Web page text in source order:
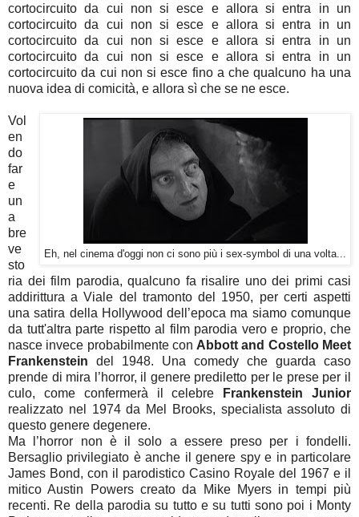
cortocircuito da cui non si esce e allora si entra in un
cortocircuito da cui non si esce e allora si entra in un
cortocircuito da cui non si esce e allora si entra in un
cortocircuito da cui non si esce e allora si entra in un
cortocircuito da cui non si esce fino a che qualcuno ha una
nuova idea di comicità, e allora sì che se ne esce.
Eh, nel cinema d'oggi non ci sono più i sex-symbol di una volta...
Vol
en
do
far
e
un
a
bre
ve
sto
ria dei film parodia, qualcuno fa risalire uno dei primi casi
addirittura a Viale del tramonto del 1950, per certi aspetti
una satira della Hollywood dell’epoca ma siamo comunque
da tutt'altra parte rispetto al film parodia vero e proprio, che
nasce invece probabilmente con Abbott and Costello Meet
Frankenstein del 1948. Una comedy che guarda caso
prende di mira l’horror, il genere prediletto per le prese per il
culo, come confermerà il celebre
Frankenstein Junior
realizzato nel 1974 da Mel Brooks, specialista assoluto di
questo genere degenere.
Ma l’horror non è il solo a essere preso per i fondelli.
Bersaglio privilegiato è anche il genere spy e in particolare
James Bond, con il parodistico Casino Royale del 1967 e il
mitico Austin Powers creato da Mike Myers in tempi più
recenti. Re della parodia su tutto e su tutti sono poi i Monty